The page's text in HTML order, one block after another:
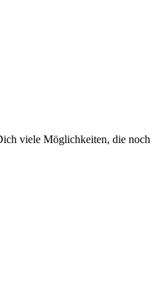
viele Möglichkeiten, die noch